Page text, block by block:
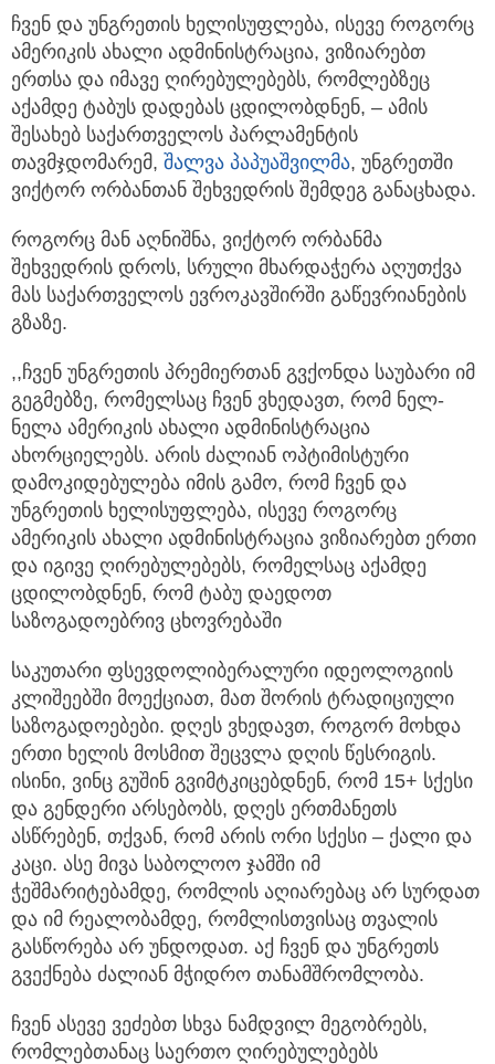
ჩვენ და უნგრეთის ხელისუფლება, ისევე როგორც
ამერიკის ახალი ადმინისტრაცია, ვიზიარებთ
ერთსა და იმავე ღირებულებებს, რომლებზეც
აქამდე ტაბუს დადებას ცდილობდნენ, – ამის
შესახებ საქართველოს პარლამენტის
თავმჯდომარემ, შალვა პაპუაშვილმა, უნგრეთში
ვიქტორ ორბანთან შეხვედრის შემდეგ განაცხადა.
როგორც მან აღნიშნა, ვიქტორ ორბანმა
შეხვედრის დროს, სრული მხარდაჭერა აღუთქვა
მას საქართველოს ევროკავშირში გაწევრიანების
გზაზე.
,,ჩვენ უნგრეთის პრემიერთან გვქონდა საუბარი იმ
გეგმებზე, რომელსაც ჩვენ ვხედავთ, რომ ნელ-
ნელა ამერიკის ახალი ადმინისტრაცია
ახორციელებს. არის ძალიან ოპტიმისტური
დამოკიდებულება იმის გამო, რომ ჩვენ და
უნგრეთის ხელისუფლება, ისევე როგორც
ამერიკის ახალი ადმინისტრაცია ვიზიარებთ ერთი
და იგივე ღირებულებებს, რომელსაც აქამდე
ცდილობდნენ, რომ ტაბუ დაედოთ
საზოგადოებრივ ცხოვრებაში
საკუთარი ფსევდოლიბერალური იდეოლოგიის
კლიშეებში მოექციათ, მათ შორის ტრადიციული
საზოგადოებები. დღეს ვხედავთ, როგორ მოხდა
ერთი ხელის მოსმით შეცვლა დღის წესრიგის.
ისინი, ვინც გუშინ გვიმტკიცებდნენ, რომ 15+ სქესი
და გენდერი არსებობს, დღეს ერთმანეთს
ასწრებენ, თქვან, რომ არის ორი სქესი – ქალი და
კაცი. ასე მივა საბოლოო ჯამში იმ
ჭეშმარიტებამდე, რომლის აღიარებაც არ სურდათ
და იმ რეალობამდე, რომლისთვისაც თვალის
გასწორება არ უნდოდათ. აქ ჩვენ და უნგრეთს
გვექნება ძალიან მჭიდრო თანამშრომლობა.
ჩვენ ასევე ვეძებთ სხვა ნამდვილ მეგობრებს,
რომლებთანაც საერთო ღირებულებებს